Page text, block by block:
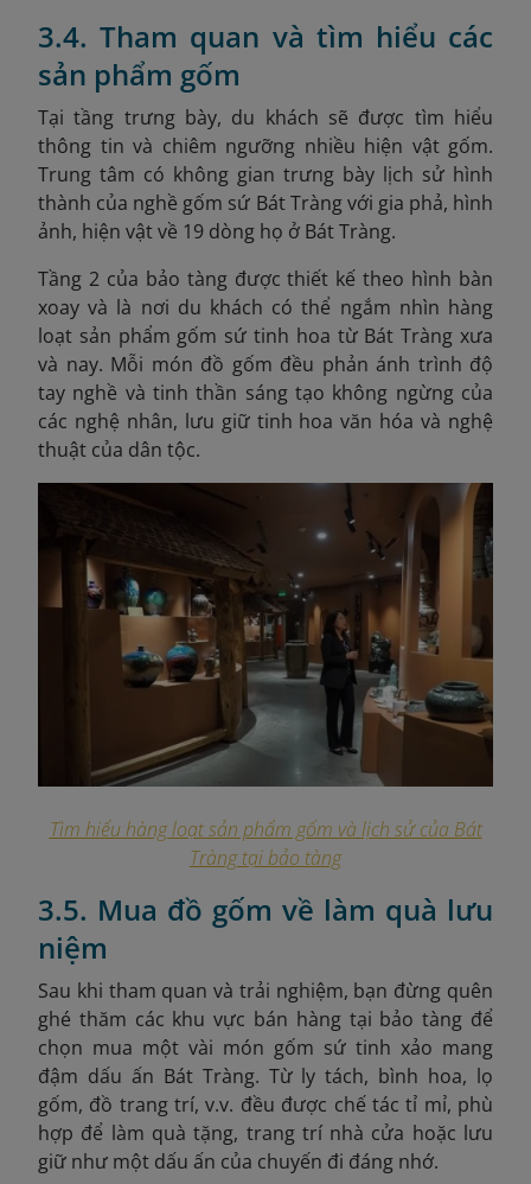
3.4. Tham quan và tìm hiểu các
sản phẩm gốm
Tại tầng trưng bày, du khách sẽ được tìm hiểu
thông tin và chiêm ngưỡng nhiều hiện vật gốm.
Trung tâm có không gian trưng bày lịch sử hình
thành của nghề gốm sứ Bát Tràng với gia phả, hình
ảnh, hiện vật về 19 dòng họ ở Bát Tràng.
Tầng 2 của bảo tàng được thiết kế theo hình bàn
xoay và là nơi du khách có thể ngắm nhìn hàng
loạt sản phẩm gốm sứ tinh hoa từ Bát Tràng xưa
và nay. Mỗi món đồ gốm đều phản ánh trình độ
tay nghề và tinh thần sáng tạo không ngừng của
các nghệ nhân, lưu giữ tinh hoa văn hóa và nghệ
thuật của dân tộc.
Tìm hiểu hàng loạt sản phẩm gốm và lịch sử của Bát
Tràng tại bảo tàng
3.5. Mua đồ gốm về làm quà lưu
niệm
Sau khi tham quan và trải nghiệm, bạn đừng quên
ghé thăm các khu vực bán hàng tại bảo tàng để
chọn mua một vài món gốm sứ tinh xảo mang
đậm dấu ấn Bát Tràng. Từ ly tách, bình hoa, lọ
gốm, đồ trang trí, v.v. đều được chế tác tỉ mỉ, phù
hợp để làm quà tặng, trang trí nhà cửa hoặc lưu
giữ như một dấu ấn của chuyến đi đáng nhớ.